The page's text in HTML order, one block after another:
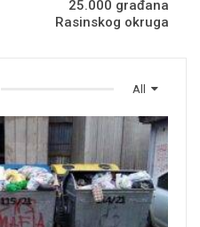
25.000 građana
Rasinskog okruga
All